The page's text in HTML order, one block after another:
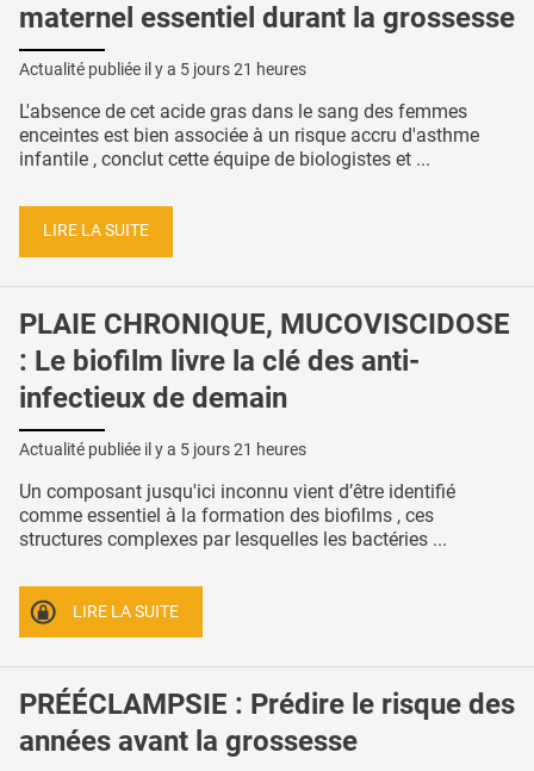
maternel essentiel durant la grossesse
Actualité publiée il y a 5 jours 21 heures
L'absence de cet acide gras dans le sang des femmes
enceintes est bien associée à un risque accru d'asthme
infantile , conclut cette équipe de biologistes et ...
LIRE LA SUITE
PLAIE CHRONIQUE, MUCOVISCIDOSE
: Le biofilm livre la clé des anti-
infectieux de demain
Actualité publiée il y a 5 jours 21 heures
Un composant jusqu'ici inconnu vient d’être identifié
comme essentiel à la formation des biofilms , ces
structures complexes par lesquelles les bactéries ...
LIRE LA SUITE
PRÉÉCLAMPSIE : Prédire le risque des
années avant la grossesse